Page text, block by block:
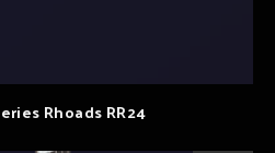
Rhoads RR24